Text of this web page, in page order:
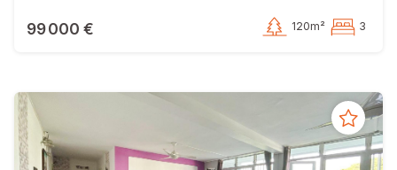
99 000 € 120m² 3